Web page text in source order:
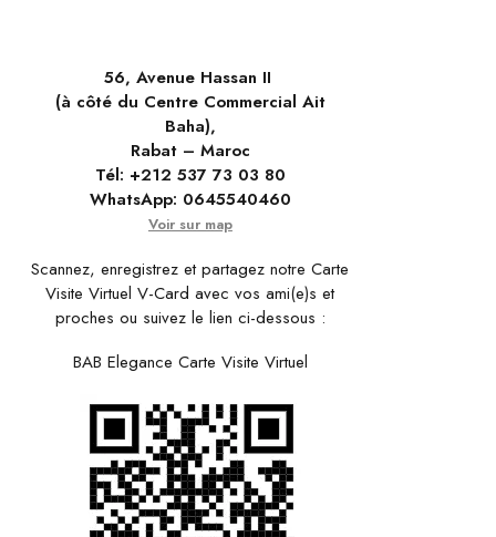
56, Avenue Hassan II
(à côté du Centre Commercial Ait
Baha),
Rabat – Maroc
Tél: +212 537 73 03 80
WhatsApp: 0645540460
Voir sur map
Scannez, enregistrez et partagez notre Carte
Visite Virtuel V-Card avec vos ami(e)s et
proches ou suivez le lien ci-dessous :
BAB Elegance Carte Visite Virtuel